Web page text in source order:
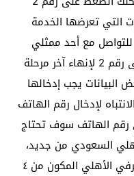
التي تعرضها الخدمة
الصوتية يجب أن يختار العميل رقم 9 للتواصل مع أحد ممثلي
خدمة العملاء في البنك، ثم ينصر على رقم 2 لإنهاء آخر مرحلة
يجب إدخالها
لإدخال رقم الهاتف
الهاتف سوف تحتاج
السعودي من جديد،
وهذا كل ما يخص رقم الهاتف المصرفي الأهلي المكون من ٤